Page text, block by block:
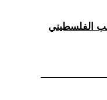
الفلسطيني